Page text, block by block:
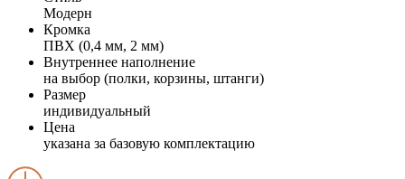
Модерн
Кромка
ПВХ (0,4 мм, 2 мм)
Внутреннее наполнение
на выбор (полки, корзины, штанги)
Размер
индивидуальный
Цена
указана за базовую комплектацию